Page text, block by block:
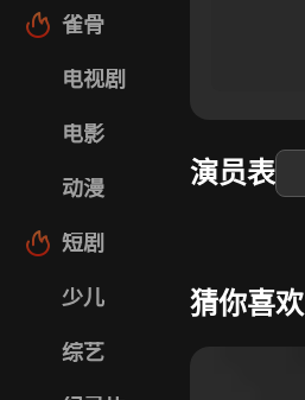
雀骨
电视剧
电影
动漫
短剧
少儿
综艺
演员表
猜你喜欢